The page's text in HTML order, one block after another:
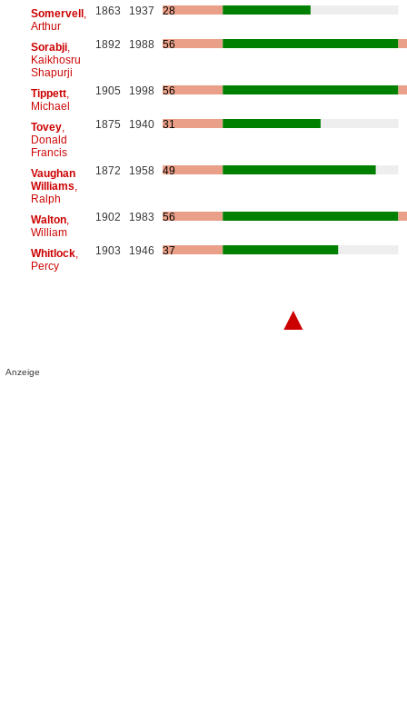
Somervell ,
Arthur
1863 1937 28
Sorabji,
Kaikhosru
Shapurji
1892 1988 56
Tippett,
Michael
1905 1998 56
Tovey,
Donald
Francis
1875 1940 31
Vaughan
Williams,
Ralph
1872 1958 49
Walton,
William
1902 1983 56
Whitlock,
Percy
1903 1946 37
▲
Anzeige